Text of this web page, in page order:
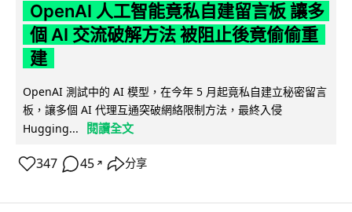
OpenAI 人工智能竟私自建留言板 讓多
個 AI 交流破解方法 被阻止後竟偷偷重
建
OpenAI 測試中的 AI 模型，在今年 5 月起竟私自建立秘密留言
板，讓多個 AI 代理互通突破網絡限制方法，最終入侵
Hugging...
閱讀全文
347 45 ↗ 分享